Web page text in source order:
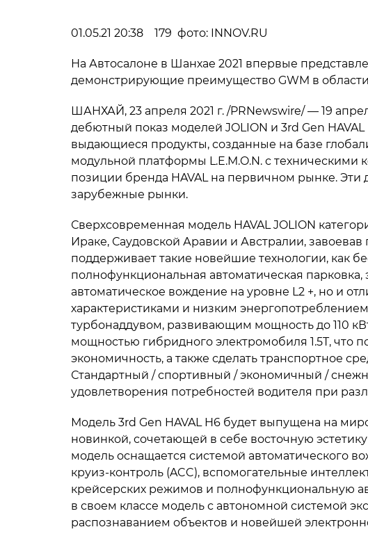
01.05.21 20:38 179 фото: INNOV.RU
На Автосалоне в Шанхае 2021 впервые
демонстрирующие преимущество GWM в
ШАНХАЙ, 23 апреля 2021 г. /PRNewswire/ — 19
дебютный показ моделей JOLION и 3rd Gen
выдающиеся продукты, созданные на базе
модульной платформы L.E.M.O.N. с
позиции бренда HAVAL на первичном рынке. Эти
зарубежные рынки.
Сверхсовременная модель HAVAL JOLION
Ираке, Саудовской Аравии и Австралии, завоевав
поддерживает такие новейшие технологии, как
полнофункциональная автоматическая
автоматическое вождение на уровне L2 +, но и
характеристиками и низким
турбонаддувом, развивающим мощность до 110
мощностью гибридного электромобиля 1.5T, что
экономичность, а также сделать транспортное
Стандартный / спортивный / экономичный /
удовлетворения потребностей водителя при
Модель 3rd Gen HAVAL H6 будет выпущена на
новинкой, сочетающей в себе восточную
модель оснащается системой автоматического
круиз-контроль (ACC), вспомогательные
крейсерских режимов и полнофункциональную
в своем классе модель с автономной системой
распознаванием объектов и новейшей